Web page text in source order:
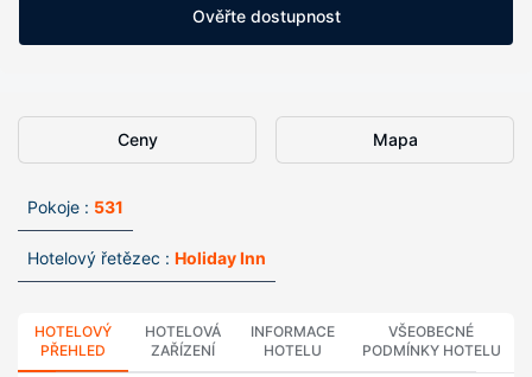
Ověřte dostupnost
Ceny Mapa
Pokoje : 531
Hotelový řetězec : Holiday Inn
HOTELOVÝ
PŘEHLED
HOTELOVÁ
ZAŘÍZENÍ
INFORMACE
HOTELU
VŠEOBECNÉ
PODMÍNKY HOTELU